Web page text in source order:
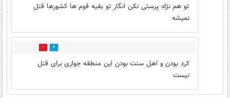
تو هم نژاد پرستی نکن انگار تو بقیه قوم ها کشورها قتل
نمیشه
2
کرد بودن و اهل سنت بودن این منطقه جوازی برای قتل
نیست